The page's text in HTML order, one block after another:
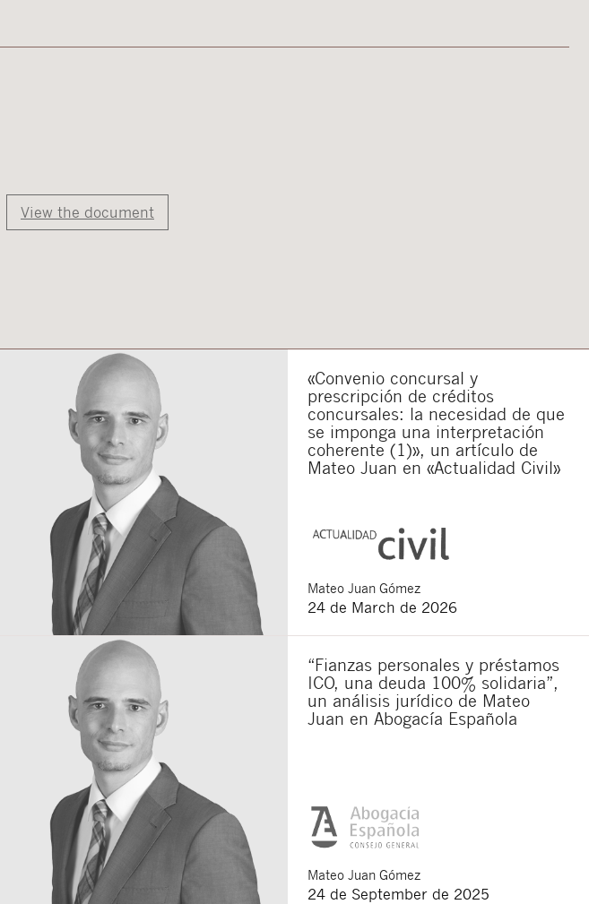
View the document
«Convenio concursal y
prescripción de créditos
concursales: la necesidad de que
se imponga una interpretación
coherente (1)», un artículo de
Mateo Juan en «Actualidad Civil»
Mateo Juan Gómez
24 de March de 2026
“Fianzas personales y préstamos
ICO, una deuda 100% solidaria”,
un análisis jurídico de Mateo
Juan en Abogacía Española
Mateo Juan Gómez
24 de September de 2025